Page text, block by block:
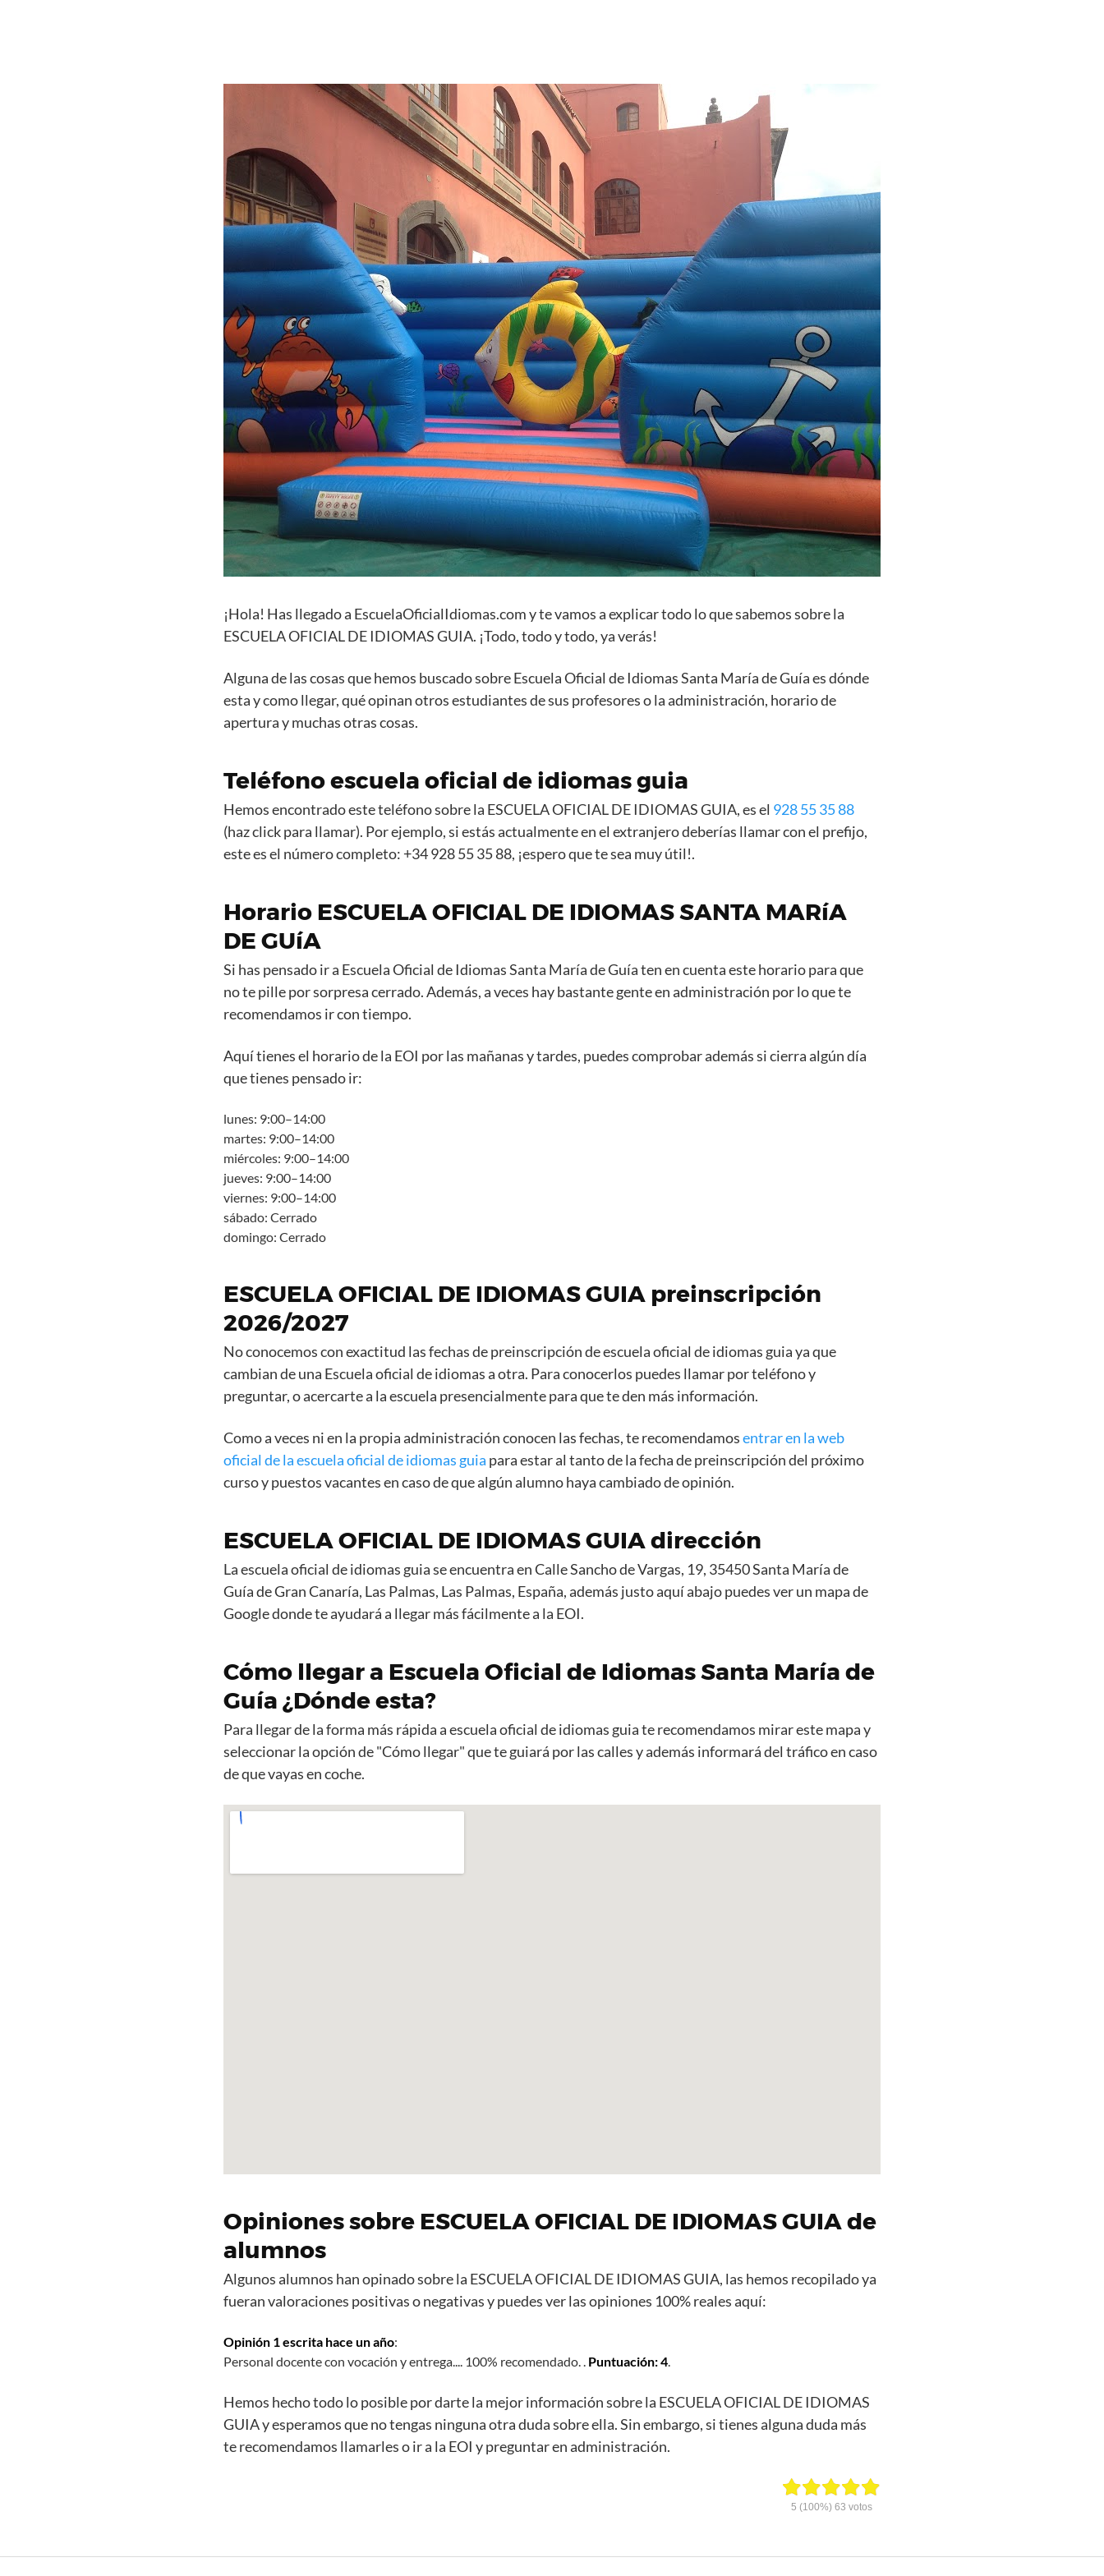
¡Hola! Has llegado a EscuelaOficialIdiomas.com y te vamos a explicar todo lo que sabemos sobre la
ESCUELA OFICIAL DE IDIOMAS GUIA. ¡Todo, todo y todo, ya verás!
Alguna de las cosas que hemos buscado sobre Escuela Oficial de Idiomas Santa María de Guía es dónde
esta y como llegar, qué opinan otros estudiantes de sus profesores o la administración, horario de
apertura y muchas otras cosas.
Teléfono escuela oficial de idiomas guia
Hemos encontrado este teléfono sobre la ESCUELA OFICIAL DE IDIOMAS GUIA, es el 928 55 35 88
(haz click para llamar). Por ejemplo, si estás actualmente en el extranjero deberías llamar con el prefijo,
este es el número completo: +34 928 55 35 88, ¡espero que te sea muy útil!.
Horario ESCUELA OFICIAL DE IDIOMAS SANTA MARíA
DE GUíA
Si has pensado ir a Escuela Oficial de Idiomas Santa María de Guía ten en cuenta este horario para que
no te pille por sorpresa cerrado. Además, a veces hay bastante gente en administración por lo que te
recomendamos ir con tiempo.
Aquí tienes el horario de la EOI por las mañanas y tardes, puedes comprobar además si cierra algún día
que tienes pensado ir:
lunes: 9:00–14:00
martes: 9:00–14:00
miércoles: 9:00–14:00
jueves: 9:00–14:00
viernes: 9:00–14:00
sábado: Cerrado
domingo: Cerrado
ESCUELA OFICIAL DE IDIOMAS GUIA preinscripción
2026/2027
No conocemos con exactitud las fechas de preinscripción de escuela oficial de idiomas guia ya que
cambian de una Escuela oficial de idiomas a otra. Para conocerlos puedes llamar por teléfono y
preguntar, o acercarte a la escuela presencialmente para que te den más información.
Como a veces ni en la propia administración conocen las fechas, te recomendamosentrar en la web
oficial de la escuela oficial de idiomas guia para estar al tanto de la fecha de preinscripción del próximo
curso y puestos vacantes en caso de que algún alumno haya cambiado de opinión.
ESCUELA OFICIAL DE IDIOMAS GUIA dirección
La escuela oficial de idiomas guia se encuentra en Calle Sancho de Vargas, 19, 35450 Santa María de
Guía de Gran Canaría, Las Palmas, Las Palmas, España, además justo aquí abajo puedes ver un mapa de
Google donde te ayudará a llegar más fácilmente a la EOI.
Cómo llegar a Escuela Oficial de Idiomas Santa María de
Guía ¿Dónde esta?
Para llegar de la forma más rápida a escuela oficial de idiomas guia te recomendamos mirar este mapa y
seleccionar la opción de "Cómo llegar" que te guiará por las calles y además informará del tráfico en caso
de que vayas en coche.
Opiniones sobre ESCUELA OFICIAL DE IDIOMAS GUIA de
alumnos
Algunos alumnos han opinado sobre la ESCUELA OFICIAL DE IDIOMAS GUIA, las hemos recopilado ya
fueran valoraciones positivas o negativas y puedes ver las opiniones 100% reales aquí:
Opinión 1 escrita hace un año:
Personal docente con vocación y entrega.... 100% recomendado. . Puntuación: 4.
Hemos hecho todo lo posible por darte la mejor información sobre la ESCUELA OFICIAL DE IDIOMAS
GUIA y esperamos que no tengas ninguna otra duda sobre ella. Sin embargo, si tienes alguna duda más
te recomendamos llamarles o ir a la EOI y preguntar en administración.
5 (100%) 63 votos